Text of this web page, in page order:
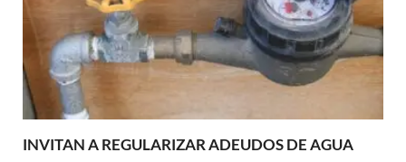
INVITAN A REGULARIZAR ADEUDOS DE AGUA